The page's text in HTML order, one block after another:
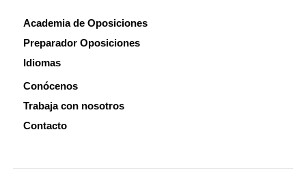
Academia de Oposiciones
Preparador Oposiciones
Idiomas
Conócenos
Trabaja con nosotros
Contacto